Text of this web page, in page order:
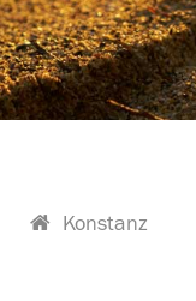
Konstanz